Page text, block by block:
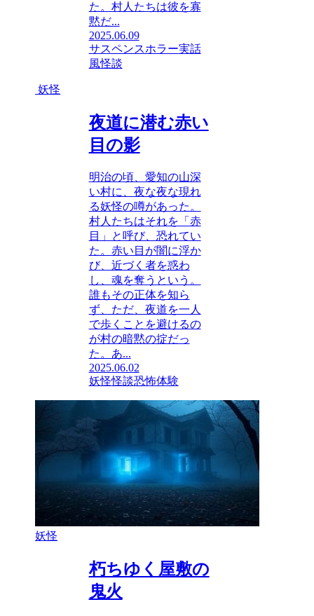
た。村人たちは彼を寡
黙だ...
2025.06.09
サスペンスホラー実話
風怪談
妖怪
夜道に潜む赤い
目の影
明治の頃、愛知の山深
い村に、夜な夜な現れ
る妖怪の噂があった。
村人たちはそれを「赤
目」と呼び、恐れてい
た。赤い目が闇に浮か
び、近づく者を惑わ
し、魂を奪うという。
誰もその正体を知ら
ず、ただ、夜道を一人
で歩くことを避けるの
が村の暗黙の掟だっ
た。あ...
2025.06.02
妖怪怪談恐怖体験
妖怪
朽ちゆく屋敷の
鬼火